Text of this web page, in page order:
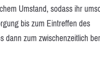
Umstand, sodass ihr
bis zum Eintreffen des
zum zwischenzeitlich